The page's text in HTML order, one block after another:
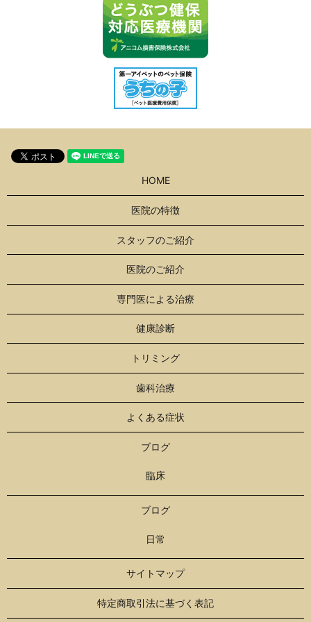
HOME
医院の特徴
スタッフのご紹介
医院のご紹介
専門医による治療
健康診断
トリミング
歯科治療
よくある症状
ブログ
臨床
ブログ
日常
サイトマップ
特定商取引法に基づく表記